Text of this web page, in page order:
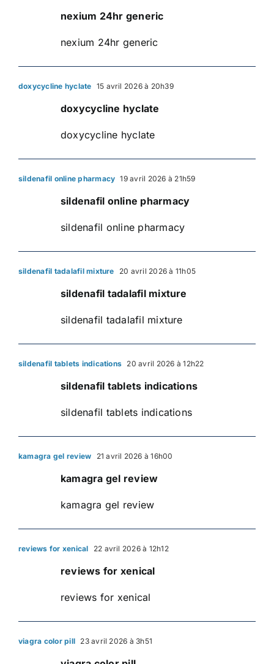
nexium 24hr generic
nexium 24hr generic
doxycycline hyclate 15 avril 2026 à 20h39
doxycycline hyclate
doxycycline hyclate
sildenafil online pharmacy 19 avril 2026 à 21h59
sildenafil online pharmacy
sildenafil online pharmacy
sildenafil tadalafil mixture 20 avril 2026 à 11h05
sildenafil tadalafil mixture
sildenafil tadalafil mixture
sildenafil tablets indications 20 avril 2026 à 12h22
sildenafil tablets indications
sildenafil tablets indications
kamagra gel review 21 avril 2026 à 16h00
kamagra gel review
kamagra gel review
reviews for xenical 22 avril 2026 à 12h12
reviews for xenical
reviews for xenical
viagra color pill 23 avril 2026 à 3h51